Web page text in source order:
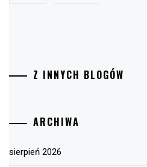
Z INNYCH BLOGÓW
ARCHIWA
sierpień 2026